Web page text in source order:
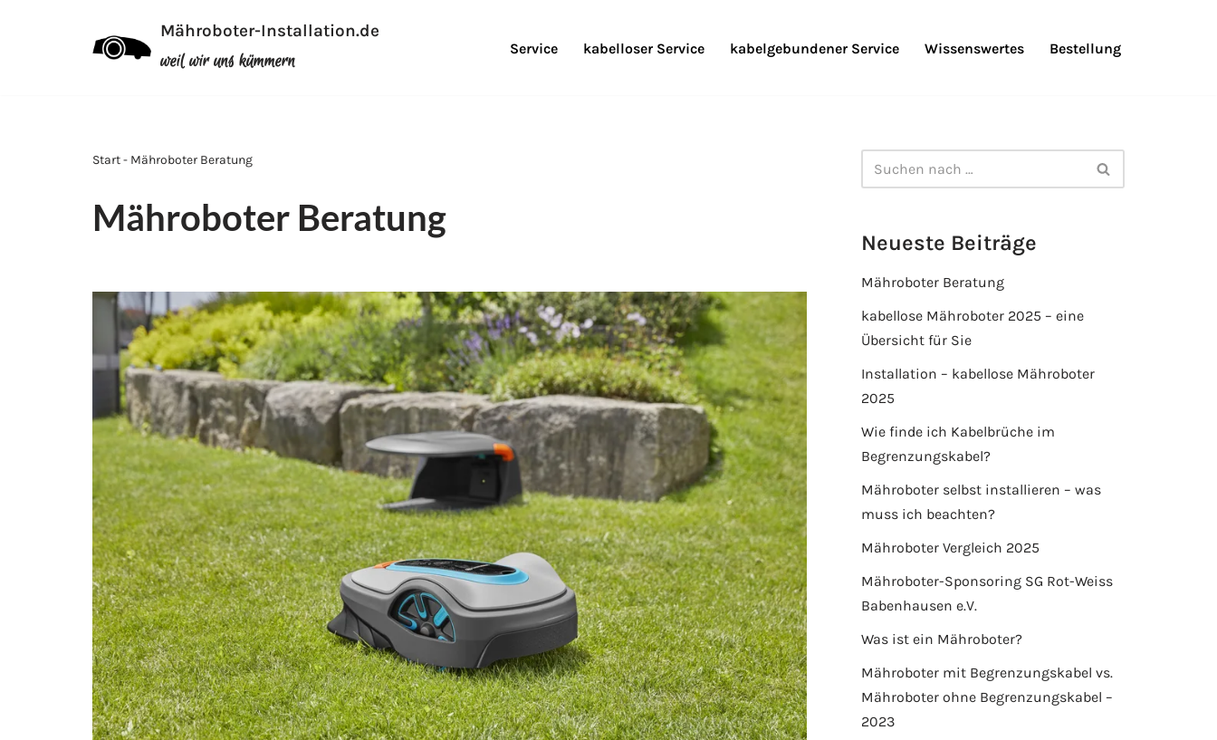
Mähroboter-Installation.de
weil wir uns kümmern
Service kabelloser Service kabelgebundener Service Wissenswertes Bestellung
Start - Mähroboter Beratung
Mähroboter Beratung
Neueste Beiträge
Mähroboter Beratung
kabellose Mähroboter 2025 – eine
Übersicht für Sie
Installation – kabellose Mähroboter
2025
Wie finde ich Kabelbrüche im
Begrenzungskabel?
Mähroboter selbst installieren – was
muss ich beachten?
Mähroboter Vergleich 2025
Mähroboter-Sponsoring SG Rot-Weiss
Babenhausen e.V.
Was ist ein Mähroboter?
Mähroboter mit Begrenzungskabel vs.
Mähroboter ohne Begrenzungskabel –
2023